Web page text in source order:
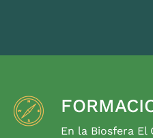
En la Biosfera